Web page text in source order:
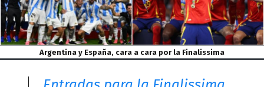
Argentina y España, cara a cara por la Finalissima